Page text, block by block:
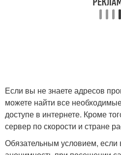
Если вы не знаете адресов
можете найти все
доступе в интернете. Кроме
сервер по скорости и стране
Обязательным условием, если